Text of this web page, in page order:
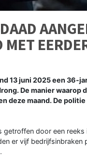
13 juni 2025 een 36-
De manier
deze maand. De
getroffen door een
er vijf bedrijfsinbraken